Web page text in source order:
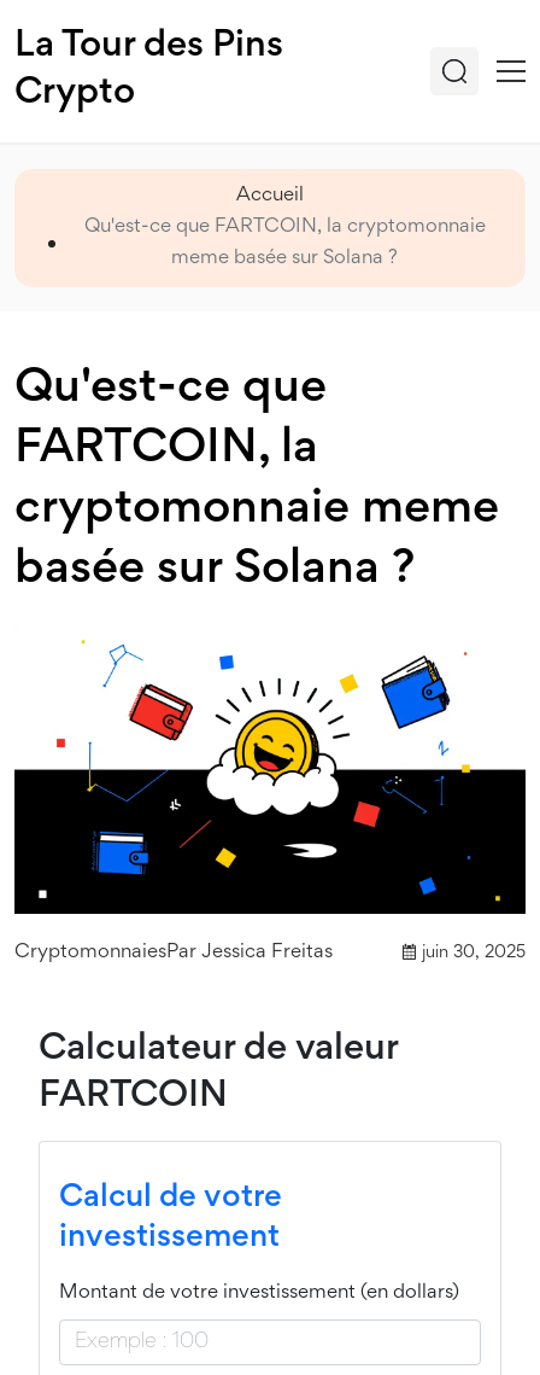
La Tour des Pins
Crypto
Accueil
Qu'est-ce que FARTCOIN, la cryptomonnaie
meme basée sur Solana ?
Qu'est-ce que
FARTCOIN, la
cryptomonnaie meme
basée sur Solana ?
CryptomonnaiesPar Jessica Freitas juin 30, 2025
Calculateur de valeur
FARTCOIN
Calcul de votre
investissement
Montant de votre investissement (en dollars)